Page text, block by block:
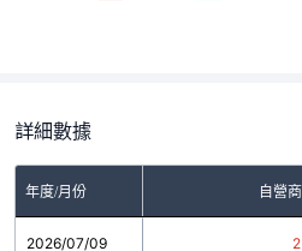
詳細數據
年度/月份 自營商
2026/07/09 2